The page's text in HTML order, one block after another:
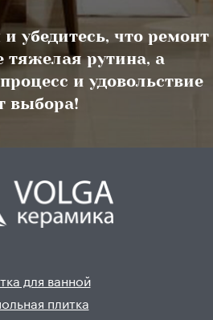
убедитесь, что ремонт
тяжелая рутина, а
и удовольствие
выбора!
для ванной
плитка